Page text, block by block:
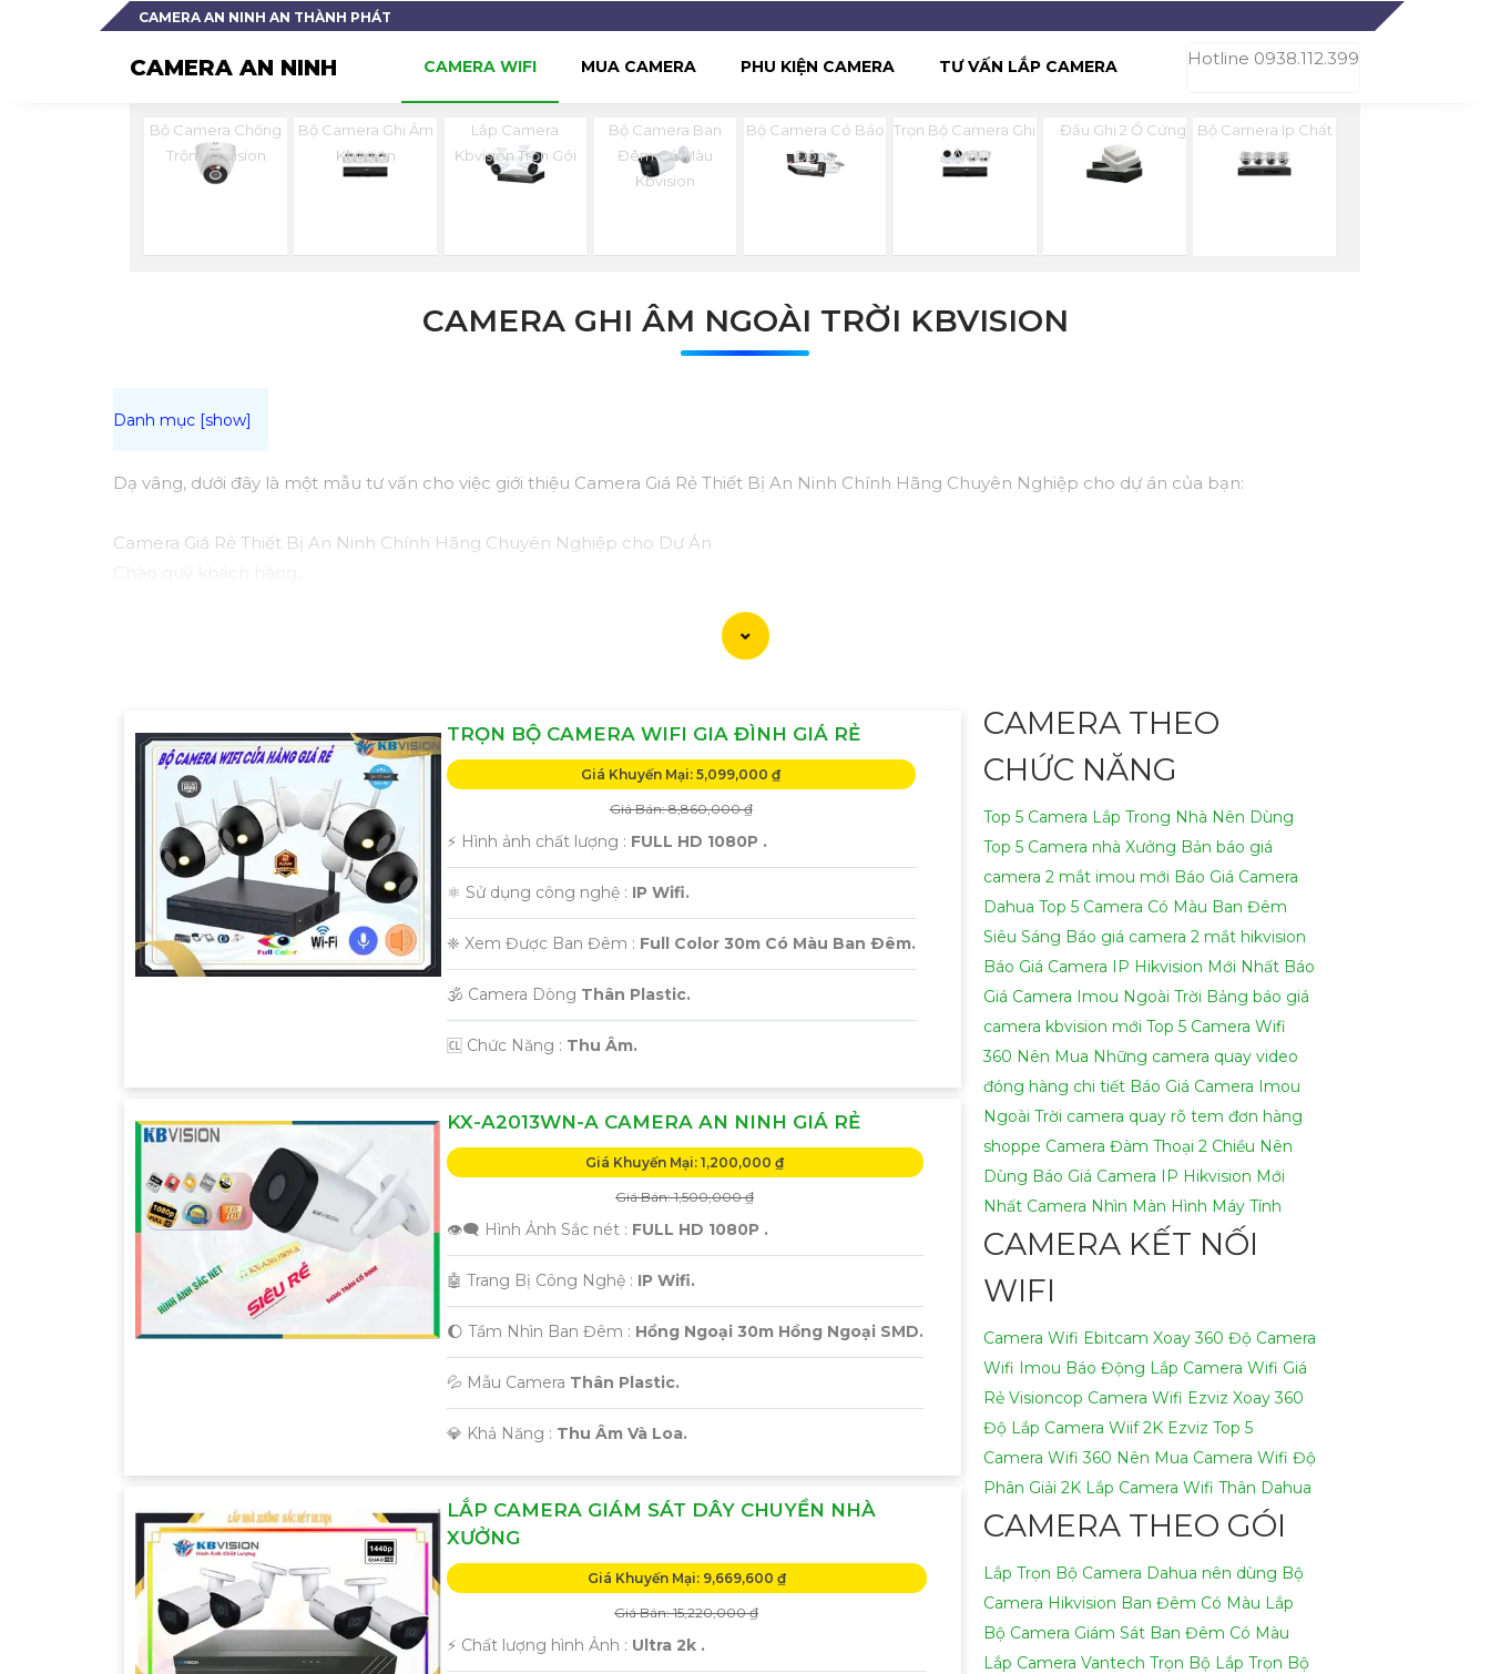
CAMERA AN NINH AN THÀNH PHÁT
CAMERA AN NINH Hotline 0938.112.399
CAMERA WIFI MUA CAMERA PHU KIỆN CAMERA TƯ VẤN LẮP CAMERA
Bộ Camera Chống
Trộm Kbvision
Bộ Camera Ghi Âm
Kbvision
Lắp Camera
Kbvision Trọn Gói
Bộ Camera Ban
Đêm Có Màu
Kbvision
Bộ Camera Có Báo
Đông
Trọn Bộ Camera Ghi
Âm
Đầu Ghi 2 Ổ Cứng
Bộ Camera Ip Chất
Lượng
CAMERA GHI ÂM NGOÀI TRỜI KBVISION
Dạ vâng, dưới đây là một mẫu tư vấn cho việc giới thiệu Camera Giá Rẻ Thiết Bị An Ninh Chính Hãng Chuyên Nghiệp cho dự án của bạn:
Camera Giá Rẻ Thiết Bị An Ninh Chính Hãng Chuyên Nghiệp cho Dự Án
giám sát cho dự án của quý khách một cách hiệu quả, tin cậy và tiết kiệm.
tin tưởng
cầu an ninh chuyên nghiệp, mang đến sự an tâm cho dự án của quý khách.
Dịch vụ đi kèm:- Tư vấn, lựa chọn thiết bị phù hợp với không gian và mục tiêu của dự án.- Lắp đặt, cài đặt và tối ưu hóa hệ thống camera an ninh.-
Hướng dẫn sử dụng và bảo trì sản phẩm.
Với sự cam kết về chất lượng sản phẩm, giá cả cạnh tranh và dịch vụ chăm sóc khách hàng chuyên nghiệp, chúng tôi mong muốn được hợp tác cùng
quý khách hàng trong dự án này.
Để biết thêm thông tin và nhận được báo giá chi tiết, vui lòng liên hệ với chúng tôi qua số điện thoại hoặc email dưới đây.
Trân trọng,
[Đơn vị cung cấp]
Hy vọng mẫu tư vấn trên sẽ giúp bạn có thêm ý tưởng để giới thiệu Camera Giá Rẻ Thiết Bị An Ninh Chính Hãng Chuyên Nghiệp cho dự án của mình.
Nếu cần thêm bất kỳ thông tin hay sự điều chỉnh nào, hãy Cung cấp cho công trình biết để Từng công trình có thể hỗ trợ bạn tốt hơn.
TRỌN BỘ CAMERA WIFI GIA ĐÌNH GIÁ RẺ
Giá Khuyến Mại: 5,099,000 ₫
Giá Bán: 8,860,000 ₫
️⚡ Hình ảnh chất lượng : FULL HD 1080P .
⚛️ Sử dụng công nghệ : IP Wifi.
❈ Xem Được Ban Đêm : Full Color 30m Có Màu Ban Ðêm.
🕉️ Camera Dòng Thân Plastic.
️🆑 Chức Năng : Thu Âm.
KX-A2013WN-A CAMERA AN NINH GIÁ RẺ
Giá Khuyến Mại: 1,200,000 ₫
Giá Bán: 1,500,000 ₫
👁️‍🗨 Hình Ảnh Sắc nét : FULL HD 1080P .
🤖️ Trang Bị Công Nghệ : IP Wifi.
🌔 Tầm Nhìn Ban Đêm : Hồng Ngoại 30m Hồng Ngoại SMD.
💦 Mẫu Camera Thân Plastic.
️💎 Khả Năng : Thu Âm Và Loa.
LẮP CAMERA GIÁM SÁT DÂY CHUYỀN NHÀ
XƯỞNG
Giá Khuyến Mại: 9,669,600 ₫
Giá Bán: 15,220,000 ₫
️⚡ Chất lượng hình Ảnh : Ultra 2k .
CAMERA THEO
CHỨC NĂNG
Top 5 Camera Lắp Trong Nhà Nên Dùng
Top 5 Camera nhà Xưởng Bản báo giá
camera 2 mắt imou mới Báo Giá Camera
Dahua Top 5 Camera Có Màu Ban Đêm
Siêu Sáng Báo giá camera 2 mắt hikvision
Báo Giá Camera IP Hikvision Mới Nhất Báo
Giá Camera Imou Ngoài Trời Bảng báo giá
camera kbvision mới Top 5 Camera Wifi
360 Nên Mua Những camera quay video
đóng hàng chi tiết Báo Giá Camera Imou
Ngoài Trời camera quay rõ tem đơn hàng
shoppe Camera Đàm Thoại 2 Chiều Nên
Dùng Báo Giá Camera IP Hikvision Mới
Nhất Camera Nhìn Màn Hình Máy Tính
CAMERA KẾT NỐI
WIFI
Camera Wifi Ebitcam Xoay 360 Độ Camera
Wifi Imou Báo Động Lắp Camera Wifi Giá
Rẻ Visioncop Camera Wifi Ezviz Xoay 360
Độ Lắp Camera Wiif 2K Ezviz Top 5
Camera Wifi 360 Nên Mua Camera Wifi Độ
Phân Giải 2K Lắp Camera Wifi Thân Dahua
CAMERA THEO GÓI
Lắp Trọn Bộ Camera Dahua nên dùng Bộ
Camera Hikvision Ban Đêm Có Màu Lắp
Bộ Camera Giám Sát Ban Đêm Có Màu
Lắp Camera Vantech Trọn Bộ Lắp Trọn Bộ